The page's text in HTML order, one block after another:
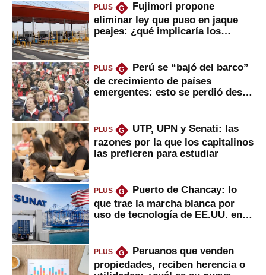
PLUS G
Fujimori propone
eliminar ley que puso en jaque
peajes: ¿qué implicaría los
PLUS G
Perú se “bajó del barco”
de crecimiento de países
emergentes: esto se perdió desde
PLUS G
UTP, UPN y Senati: las
razones por la que los capitalinos
las prefieren para estudiar
PLUS G
Puerto de Chancay: lo
que trae la marcha blanca por
uso de tecnología de EE.UU. en
PLUS G
Peruanos que venden
propiedades, reciben herencia o